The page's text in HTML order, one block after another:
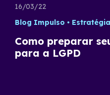
16/03/22
Blog Impulso
Estratégia
Como preparar
para a LGPD